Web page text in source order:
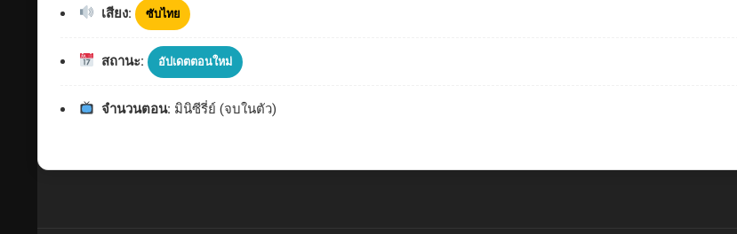
เสียง: ซับไทย
สถานะ: อัปเดตตอนใหม่
จำนวนตอน: มินิซีรี่ย์ (จบในตัว)